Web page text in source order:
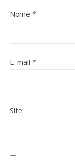
Nome *
E-mail *
Site